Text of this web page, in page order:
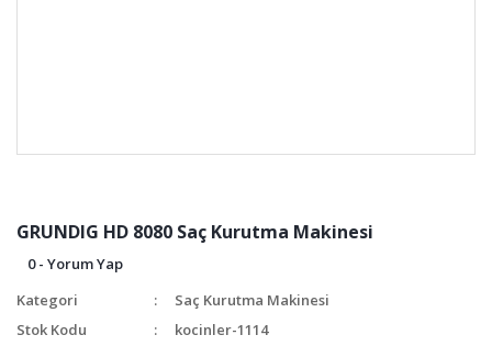
GRUNDIG HD 8080 Saç Kurutma Makinesi
0 - Yorum Yap
Kategori
Saç Kurutma Makinesi
Stok Kodu
kocinler-1114